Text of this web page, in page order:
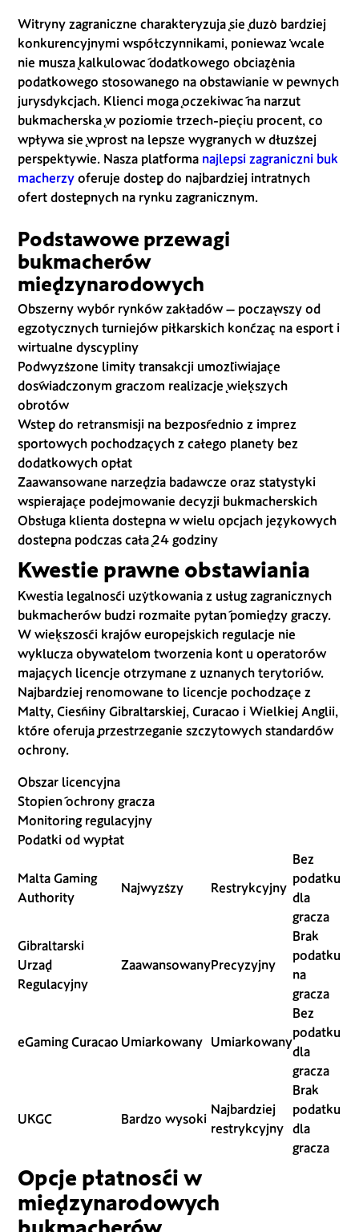
Witryny zagraniczne charakteryzują się dużo bardziej
konkurencyjnymi współczynnikami, ponieważ wcale
nie muszą kalkulować dodatkowego obciążenia
podatkowego stosowanego na obstawianie w pewnych
jurysdykcjach. Klienci mogą oczekiwać na narzut
bukmacherską w poziomie trzech-pięciu procent, co
wpływa się wprost na lepsze wygranych w dłuższej
perspektywie. Nasza platforma najlepsi zagraniczni buk
macherzy oferuje dostęp do najbardziej intratnych
ofert dostępnych na rynku zagranicznym.
Podstawowe przewagi
bukmacherów
międzynarodowych
Obszerny wybór rynków zakładów – począwszy od
egzotycznych turniejów piłkarskich kończąc na esport i
wirtualne dyscypliny
Podwyższone limity transakcji umożliwiające
doświadczonym graczom realizację większych
obrotów
Wstęp do retransmisji na bezpośrednio z imprez
sportowych pochodzących z całego planety bez
dodatkowych opłat
Zaawansowane narzędzia badawcze oraz statystyki
wspierające podejmowanie decyzji bukmacherskich
Obsługa klienta dostępna w wielu opcjach językowych
dostępna podczas całą 24 godziny
Kwestie prawne obstawiania
Kwestia legalności użytkowania z usług zagranicznych
bukmacherów budzi rozmaite pytań pomiędzy graczy.
W większości krajów europejskich regulacje nie
wyklucza obywatelom tworzenia kont u operatorów
mających licencje otrzymane z uznanych terytoriów.
Najbardziej renomowane to licencje pochodzące z
Malty, Cieśniny Gibraltarskiej, Curacao i Wielkiej Anglii,
które oferują przestrzeganie szczytowych standardów
ochrony.
Obszar licencyjna
Stopień ochrony gracza
Monitoring regulacyjny
Podatki od wypłat
Malta Gaming
Authority
Najwyższy Restrykcyjny
Bez
podatku
dla
gracza
Gibraltarski
Urząd
Regulacyjny
ZaawansowanyPrecyzyjny
Brak
podatku
na
gracza
eGaming Curacao Umiarkowany Umiarkowany
Bez
podatku
dla
gracza
UKGC Bardzo wysoki
Najbardziej
restrykcyjny
Brak
podatku
dla
gracza
Opcje płatności w
międzynarodowych
bukmacherów